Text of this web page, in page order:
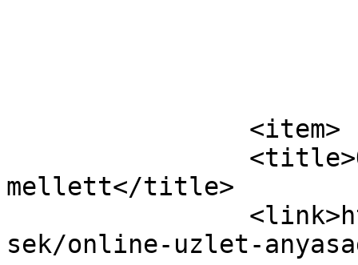
mellett</title>
sek/online-uzlet-